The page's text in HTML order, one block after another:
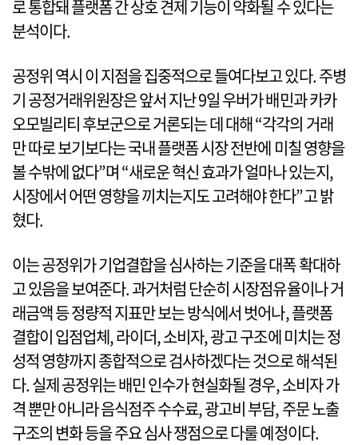
로 통합돼 플랫폼 간 상호 견제 기능이 약화될 수 있다는
분석이다.
공정위 역시 이 지점을 집중적으로 들여다보고 있다. 주병
기 공정거래위원장은 앞서 지난 9일 우버가 배민과 카카
오모빌리티 후보군으로 거론되는 데 대해 “각각의 거래
만 따로 보기보다는 국내 플랫폼 시장 전반에 미칠 영향을
볼 수밖에 없다”며 “새로운 혁신 효과가 얼마나 있는지,
시장에서 어떤 영향을 끼치는지도 고려해야 한다”고 밝
혔다.
이는 공정위가 기업결합을 심사하는 기준을 대폭 확대하
고 있음을 보여준다. 과거처럼 단순히 시장점유율이나 거
래금액 등 정량적 지표만 보는 방식에서 벗어나, 플랫폼
결합이 입점업체, 라이더, 소비자, 광고 구조에 미치는 정
성적 영향까지 종합적으로 검사하겠다는 것으로 해석된
다. 실제 공정위는 배민 인수가 현실화될 경우, 소비자 가
격 뿐만 아니라 음식점주 수수료, 광고비 부담, 주문 노출
구조의 변화 등을 주요 심사 쟁점으로 다룰 예정이다.